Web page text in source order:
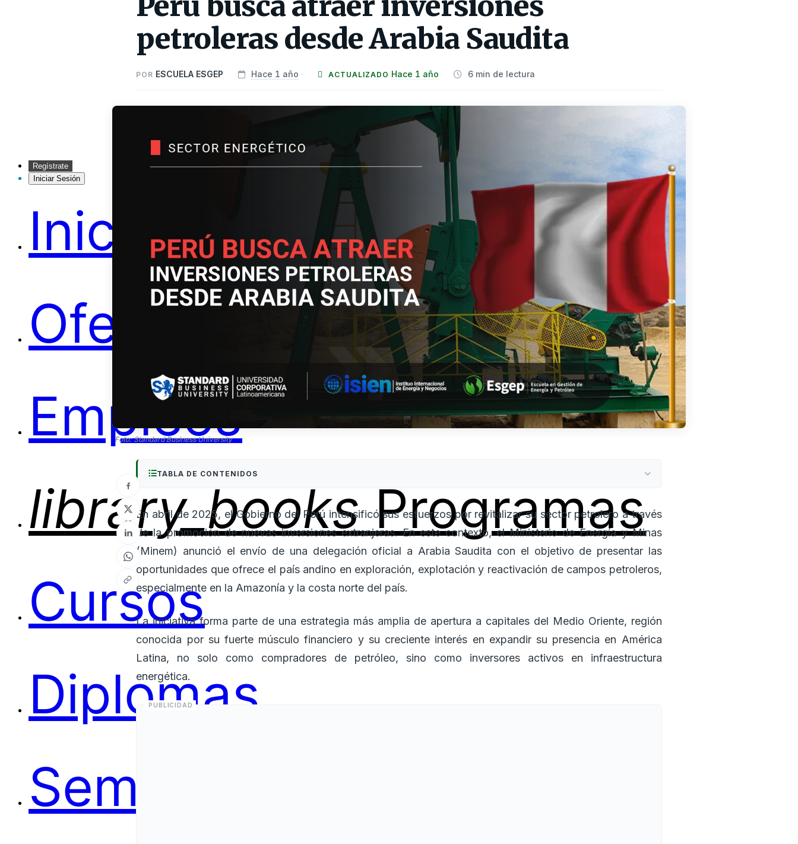
Regístrate
Iniciar Sesión
Inicio
Ofertas
Empleos
library_books Programas
Cursos
Diplomas
Seminarios
petroleras desde Arabia Saudita
POR ESCUELA ESGEP Hace 1 año · ACTUALIZADO Hace 1 año 6 min de lectura
Foto: Standard Business University
TABLA DE CONTENIDOS
En abril de 2025, el Gobierno del Perú intensificó sus esfuerzos por revitalizar su sector petrolero a través
de la promoción de nuevas inversiones extranjeras. En este contexto, el Ministerio de Energía y Minas
(Minem) anunció el envío de una delegación oficial a Arabia Saudita con el objetivo de presentar las
oportunidades que ofrece el país andino en exploración, explotación y reactivación de campos petroleros,
especialmente en la Amazonía y la costa norte del país.
La iniciativa forma parte de una estrategia más amplia de apertura a capitales del Medio Oriente, región
conocida por su fuerte músculo financiero y su creciente interés en expandir su presencia en América
Latina, no solo como compradores de petróleo, sino como inversores activos en infraestructura
energética.